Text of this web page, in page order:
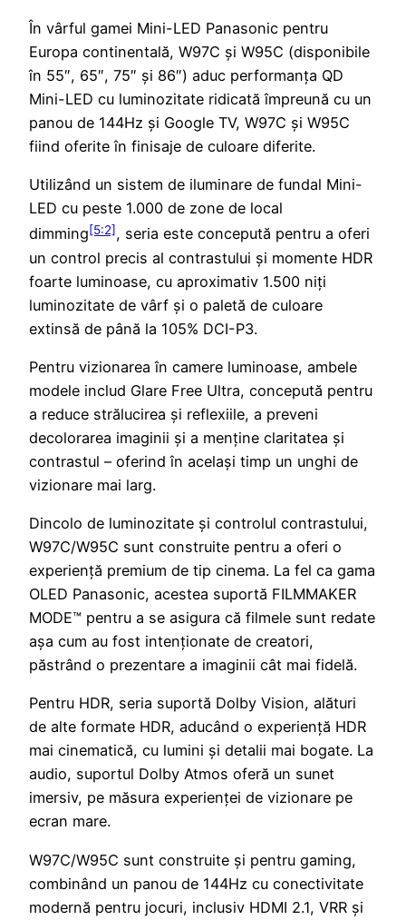
În vârful gamei Mini-LED Panasonic pentru
Europa continentală, W97C și W95C (disponibile
în 55″, 65″, 75″ și 86″) aduc performanța QD
Mini-LED cu luminozitate ridicată împreună cu un
panou de 144Hz și Google TV, W97C și W95C
fiind oferite în finisaje de culoare diferite.
Utilizând un sistem de iluminare de fundal Mini-
LED cu peste 1.000 de zone de local
dimming[5:2], seria este concepută pentru a oferi
un control precis al contrastului și momente HDR
foarte luminoase, cu aproximativ 1.500 niți
luminozitate de vârf și o paletă de culoare
extinsă de până la 105% DCI-P3.
Pentru vizionarea în camere luminoase, ambele
modele includ Glare Free Ultra, concepută pentru
a reduce strălucirea și reflexiile, a preveni
decolorarea imaginii și a menține claritatea și
contrastul – oferind în același timp un unghi de
vizionare mai larg.
Dincolo de luminozitate și controlul contrastului,
W97C/W95C sunt construite pentru a oferi o
experiență premium de tip cinema. La fel ca gama
OLED Panasonic, acestea suportă FILMMAKER
MODE™ pentru a se asigura că filmele sunt redate
așa cum au fost intenționate de creatori,
păstrând o prezentare a imaginii cât mai fidelă.
Pentru HDR, seria suportă Dolby Vision, alături
de alte formate HDR, aducând o experiență HDR
mai cinematică, cu lumini și detalii mai bogate. La
audio, suportul Dolby Atmos oferă un sunet
imersiv, pe măsura experienței de vizionare pe
ecran mare.
W97C/W95C sunt construite și pentru gaming,
combinând un panou de 144Hz cu conectivitate
modernă pentru jocuri, inclusiv HDMI 2.1, VRR și